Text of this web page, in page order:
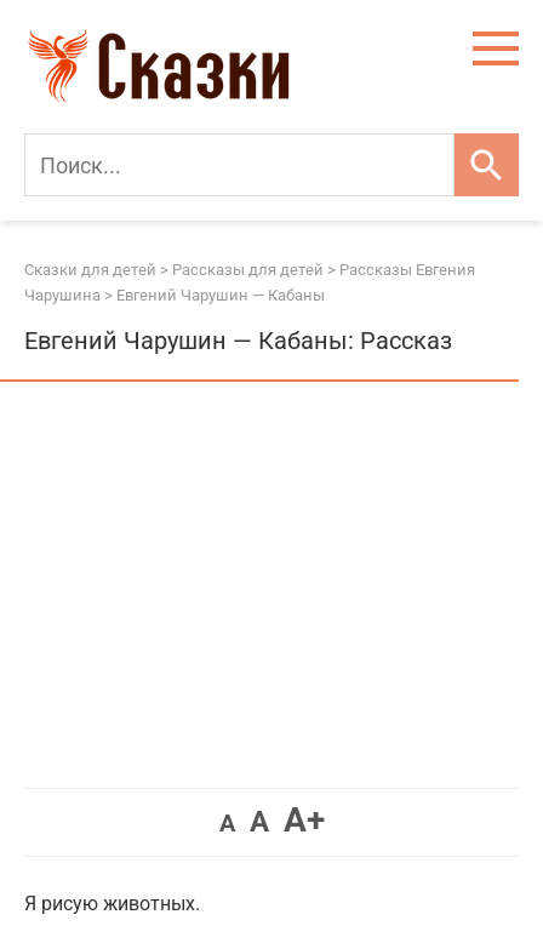
контенту
Сказки для детей > Рассказы для детей > Рассказы Евгения
Чарушина > Евгений Чарушин — Кабаны
Евгений Чарушин — Кабаны: Рассказ
AУменьшить
AВернуть
A+Увеличить
Я рисую животных.